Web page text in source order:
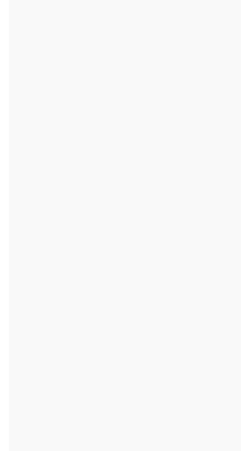
A seguire, la serata è
avuto modo di esplorare
solitudine, la maternità e
ha saputo mescolare
emotiva a passaggi più
quella malinconia che da
Hinson. Un altro punto
, eseguito
sua voce. In quel
incredibilmente silenziosa,
trattenere il respiro,
sincerità che penetrava
conosco Dio”, si è fatta